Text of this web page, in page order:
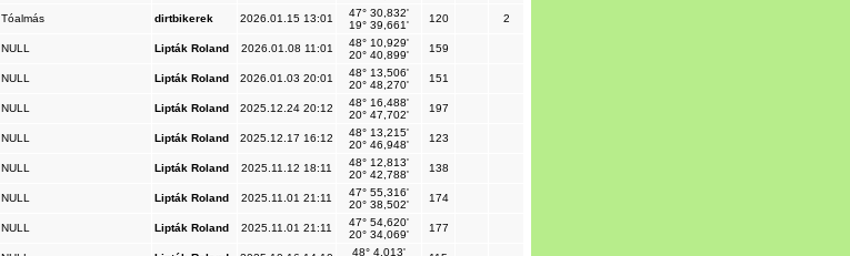
Tóalmás dirtbikerek 2026.01.15 13:01
47° 30,832'
19° 39,661'
120 2
NULL Lipták Roland 2026.01.08 11:01
48° 10,929'
20° 40,899'
159
NULL Lipták Roland 2026.01.03 20:01
48° 13,506'
20° 48,270'
151
NULL Lipták Roland 2025.12.24 20:12
48° 16,488'
20° 47,702'
197
NULL Lipták Roland 2025.12.17 16:12
48° 13,215'
20° 46,948'
123
NULL Lipták Roland 2025.11.12 18:11
48° 12,813'
20° 42,788'
138
NULL Lipták Roland 2025.11.01 21:11
47° 55,316'
20° 38,502'
174
NULL Lipták Roland 2025.11.01 21:11
47° 54,620'
20° 34,069'
177
48° 4,013'